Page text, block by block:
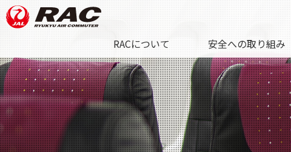
RACについて 安全への取り組み